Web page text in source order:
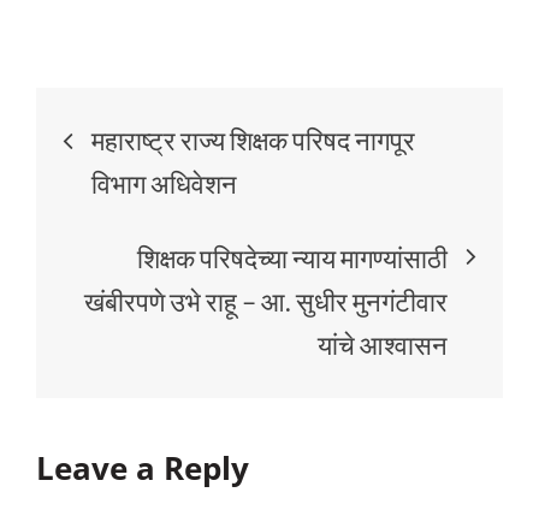
महाराष्ट्र राज्य शिक्षक परिषद नागपूर
विभाग अधिवेशन
शिक्षक परिषदेच्या न्याय मागण्यांसाठी
खंबीरपणे उभे राहू – आ. सुधीर मुनगंटीवार
यांचे आश्वासन
Leave a Reply